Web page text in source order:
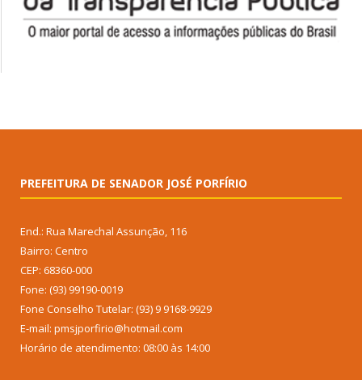
PREFEITURA DE SENADOR JOSÉ PORFÍRIO
End.: Rua Marechal Assunção, 116
Bairro: Centro
CEP: 68360-000
Fone: (93) 99190-0019
Fone Conselho Tutelar: (93) 9 9168-9929
E-mail: pmsjporfirio@hotmail.com
Horário de atendimento: 08:00 às 14:00